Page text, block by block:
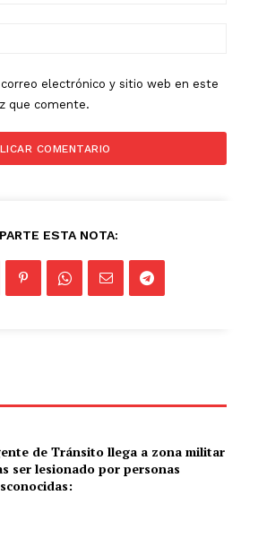
electrónico y sitio web en este
que comente.
ESTA NOTA:
de Tránsito llega a zona militar
ser lesionado por personas